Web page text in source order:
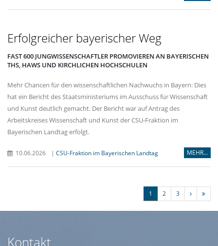
Erfolgreicher bayerischer Weg
FAST 600 JUNGWISSENSCHAFTLER PROMOVIEREN AN BAYERISCHEN
THS, HAWS UND KIRCHLICHEN HOCHSCHULEN
Mehr Chancen für den wissenschaftlichen Nachwuchs in Bayern: Dies
hat ein Bericht des Staatsministeriums im Ausschuss für Wissenschaft
und Kunst deutlich gemacht. Der Bericht war auf Antrag des
Arbeitskreises Wissenschaft und Kunst der CSU-Fraktion im
Bayerischen Landtag erfolgt.
10.06.2026 | CSU-Fraktion im Bayerischen Landtag MEHR...
1 2 3
Kontakt